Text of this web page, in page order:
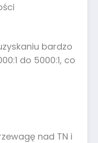
bardzo
do 5000:1, co
nad TN i